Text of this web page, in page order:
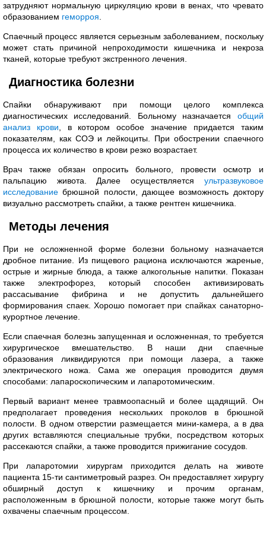
затрудняют нормальную циркуляцию крови в венах, что чревато
образованием геморроя
Спаечный процесс является серьезным заболеванием, поскольку
может стать причиной непроходимости кишечника и некроза
тканей, которые требуют экстренного лечения.
Диагностика болезни
Спайки обнаруживают при помощи целого комплекса
диагностических исследований. Больному назначается общий
анализ крови , в котором особое значение придается таким
показателям, как СОЭ и лейкоциты. При обострении спаечного
процесса их количество в крови резко возрастает.
Врач также обязан опросить больного, провести осмотр и
пальпацию живота. Далее осуществляется ультразвуковое
исследование брюшной полости, дающее возможность доктору
визуально рассмотреть спайки, а также рентген кишечника.
Методы лечения
При не осложненной форме болезни больному назначается
дробное питание. Из пищевого рациона исключаются жареные,
острые и жирные блюда, а также алкогольные напитки. Показан
также электрофорез, который способен активизировать
рассасывание фибрина и не допустить дальнейшего
формирования спаек. Хорошо помогает при спайках санаторно-
курортное лечение.
Если спаечная болезнь запущенная и осложненная, то требуется
хирургическое вмешательство. В наши дни спаечные
образования ликвидируются при помощи лазера, а также
электрического ножа. Сама же операция проводится двумя
способами: лапароскопическим и лапаротомическим.
Первый вариант менее травмоопасный и более щадящий. Он
предполагает проведения нескольких проколов в брюшной
полости. В одном отверстии размещается мини-камера, а в два
других вставляются специальные трубки, посредством которых
рассекаются спайки, а также проводится прижигание сосудов.
При лапаротомии хирургам приходится делать на животе
пациента 15-ти сантиметровый разрез. Он предоставляет хирургу
обширный доступ к кишечнику и прочим органам,
расположенным в брюшной полости, которые также могут быть
охвачены спаечным процессом.